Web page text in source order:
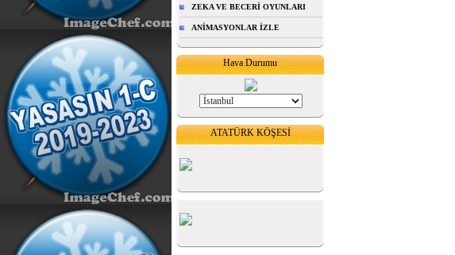
ZEKA VE BECERİ OYUNLARI
ANİMASYONLAR İZLE
Hava Durumu
ATATÜRK KÖŞESİ